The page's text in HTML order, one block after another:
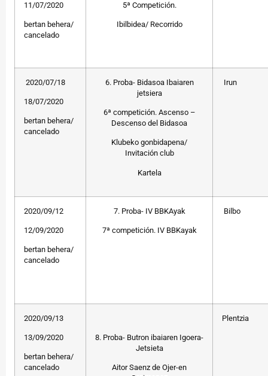
11/07/2020
bertan behera/
cancelado
5ª Competición.
Ibilbidea/ Recorrido
2020/07/18
18/07/2020
bertan behera/
cancelado
6. Proba- Bidasoa Ibaiaren
jetsiera
6ª competición. Ascenso –
Descenso del Bidasoa
Klubeko gonbidapena/
Invitación club
Kartela
Irun
2020/09/12
12/09/2020
bertan behera/
cancelado
7. Proba- IV BBKAyak
7ª competición. IV BBKayak
Bilbo
2020/09/13
13/09/2020
bertan behera/
cancelado
8. Proba- Butron ibaiaren Igoera-
Jetsieta
Aitor Saenz de Ojer-en
Plentzia